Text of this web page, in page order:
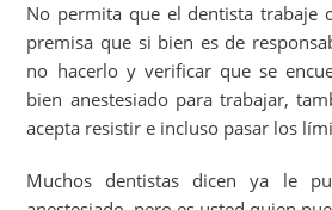
No permita que el dentista trabaje
premisa que si bien es de
no hacerlo y verificar que se
bien anestesiado para trabajar,
acepta resistir e incluso pasar los
Muchos dentistas dicen ya le